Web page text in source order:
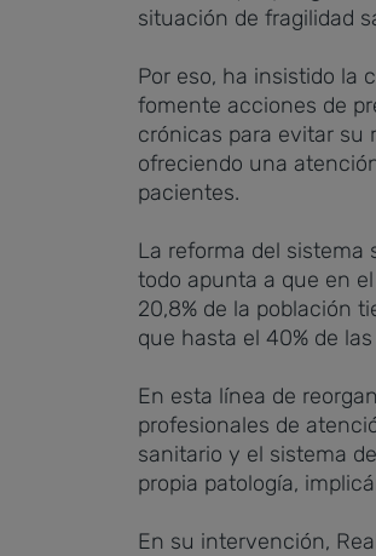
situación de fragilidad
Por eso, ha insistido la
fomente acciones de
crónicas para evitar su
ofreciendo una
pacientes.
La reforma del sistema
todo apunta a que en
20,8% de la población
que hasta el 40% de
En esta línea de
profesionales de
sanitario y el sistema
propia patología,
En su intervención,